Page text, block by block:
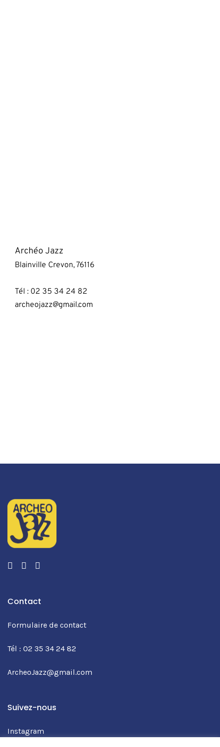
Archéo Jazz
Blainville Crevon, 76116
Tél : 02 35 34 24 82
archeojazz@gmail.com
InstagramFacebook
Contact
Formulaire de contact
Tél : 02 35 34 24 82
ArcheoJazz@gmail.com
Suivez-nous
Instagram